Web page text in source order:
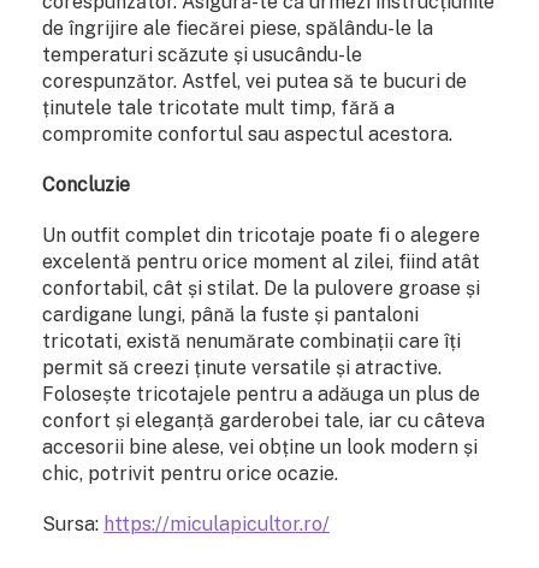
de îngrijire ale fiecărei piese, spălându-le la
temperaturi scăzute și usucându-le
corespunzător. Astfel, vei putea să te bucuri de
ținutele tale tricotate mult timp, fără a
compromite confortul sau aspectul acestora.
Concluzie
Un outfit complet din tricotaje poate fi o alegere
excelentă pentru orice moment al zilei, fiind atât
confortabil, cât și stilat. De la pulovere groase și
cardigane lungi, până la fuste și pantaloni
tricotati, există nenumărate combinații care îți
permit să creezi ținute versatile și atractive.
Folosește tricotajele pentru a adăuga un plus de
confort și eleganță garderobei tale, iar cu câteva
accesorii bine alese, vei obține un look modern și
chic, potrivit pentru orice ocazie.
Sursa: https://miculapicultor.ro/